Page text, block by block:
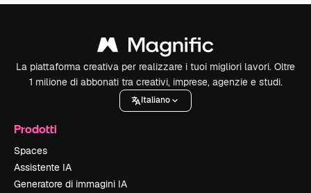
La piattaforma creativa per realizzare i tuoi migliori lavori. Oltre
1 milione di abbonati tra creativi, imprese, agenzie e studi.
Italiano
Prodotti
Spaces
Assistente IA
Generatore di immagini IA